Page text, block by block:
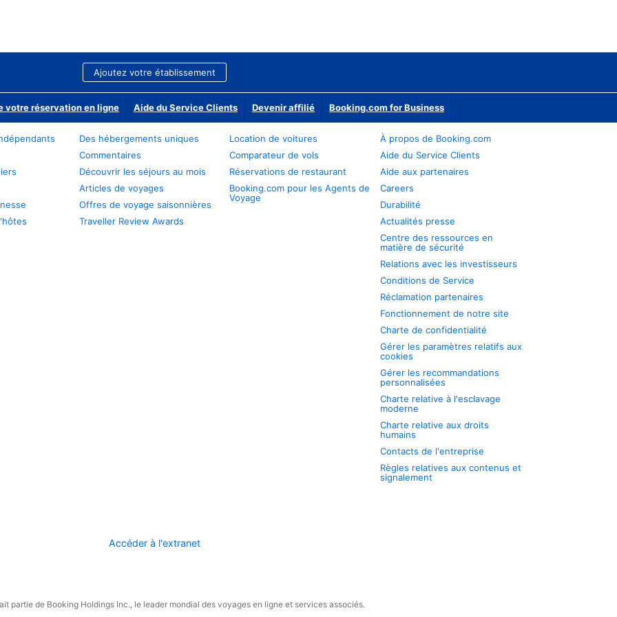
Ajoutez votre établissement
votre réservation en ligne Aide du Service Clients Devenir affilié Booking.com for Business
Des hébergements uniques
Commentaires
Découvrir les séjours au mois
Articles de voyages
Offres de voyage saisonnières
Traveller Review Awards
Location de voitures
Comparateur de vols
Réservations de restaurant
Booking.com pour les Agents de
Voyage
À propos de Booking.com
Aide du Service Clients
Aide aux partenaires
Careers
Durabilité
Actualités presse
Centre des ressources en
matière de sécurité
Relations avec les investisseurs
Conditions de Service
Réclamation partenaires
Fonctionnement de notre site
Charte de confidentialité
Gérer les paramètres relatifs aux
cookies
Gérer les recommandations
personnalisées
Charte relative à l'esclavage
moderne
Charte relative aux droits
humains
Contacts de l'entreprise
Règles relatives aux contenus et
signalement
Accéder à l'extranet
partie de Booking Holdings Inc., le leader mondial des voyages en ligne et services associés.